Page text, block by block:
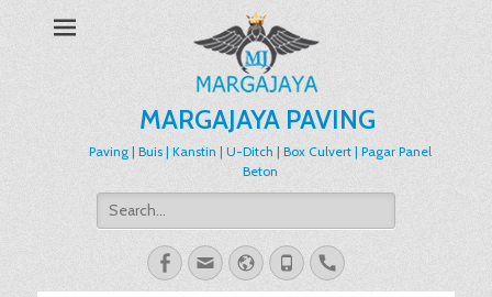
MARGAJAYA PAVING
Paving | Buis | Kanstin | U-Ditch | Box Culvert | Pagar Panel
Beton
Search
for:
Facebook
EmailWebsite
PhoneHandset